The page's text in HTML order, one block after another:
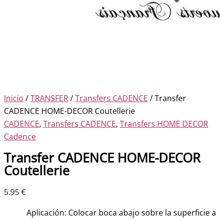
Inicio /TRANSFER/Transfers CADENCE / Transfer
CADENCE HOME-DECOR Coutellerie
CADENCE, Transfers CADENCE, Transfers HOME DECOR
Cadence
Transfer CADENCE HOME-DECOR
Coutellerie
5.95€
Aplicación: Colocar boca abajo sobre la superficie a